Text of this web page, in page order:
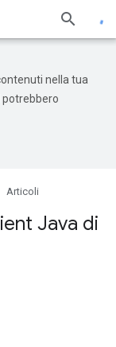
nella tua
potrebbero
Articoli
Java di